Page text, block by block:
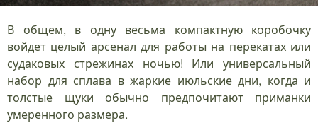
В общем, в одну весьма компактную коробочку
войдет целый арсенал для работы на перекатах или
судаковых стрежинах ночью! Или универсальный
набор для сплава в жаркие июльские дни, когда и
толстые щуки обычно предпочитают приманки
умеренного размера.